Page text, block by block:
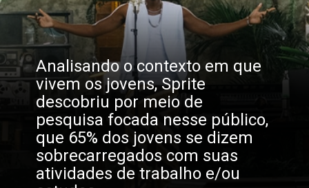
Analisando o contexto em que
vivem os jovens, Sprite
descobriu por meio de
pesquisa focada nesse público,
que 65% dos jovens se dizem
sobrecarregados com suas
atividades de trabalho e/ou